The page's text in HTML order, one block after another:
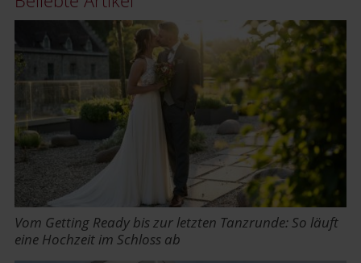
Vom Getting Ready bis zur letzten Tanzrunde: So läuft
eine Hochzeit im Schloss ab